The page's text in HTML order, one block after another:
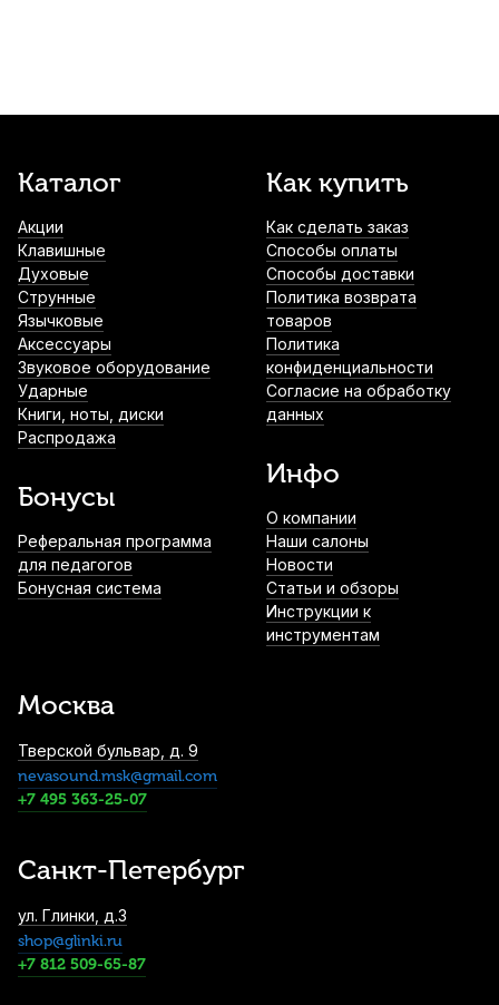
Каталог
Акции
Клавишные
Духовые
Струнные
Язычковые
Аксессуары
Звуковое оборудование
Ударные
Книги, ноты, диски
Распродажа
Бонусы
Реферальная программа
для педагогов
Бонусная система
Как купить
Как сделать заказ
Способы оплаты
Способы доставки
Политика возврата
товаров
Политика
конфиденциальности
Согласие на обработку
данных
Инфо
О компании
Наши салоны
Новости
Статьи и обзоры
Инструкции к
инструментам
Москва
Тверской бульвар, д. 9
nevasound.msk@gmail.com
+7 495 363-25-07
Санкт-Петербург
ул. Глинки, д.3
shop@glinki.ru
+7 812 509-65-87